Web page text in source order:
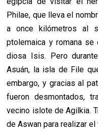
Philae, que lleva el
a once kilómetros al
ptolemaica y romana
diosa Isis. Pero
Asuán, la isla de File
embargo, y gracias al
fueron desmontados,
vecino islote de Agilkia.
de Aswan para realizar el